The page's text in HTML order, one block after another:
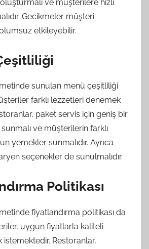
ve müşterilere hızlı
Gecikmeler müşteri
etkileyebilir.
sunulan menü çeşitliliği
farklı lezzetleri denemek
paket servis için geniş bir
ve müşterilerin farklı
yemekler sunmalıdır. Ayrıca
seçenekler de sunulmalıdır.
Politikası
fiyatlandırma politikası da
uygun fiyatlarla kaliteli
Restoranlar,